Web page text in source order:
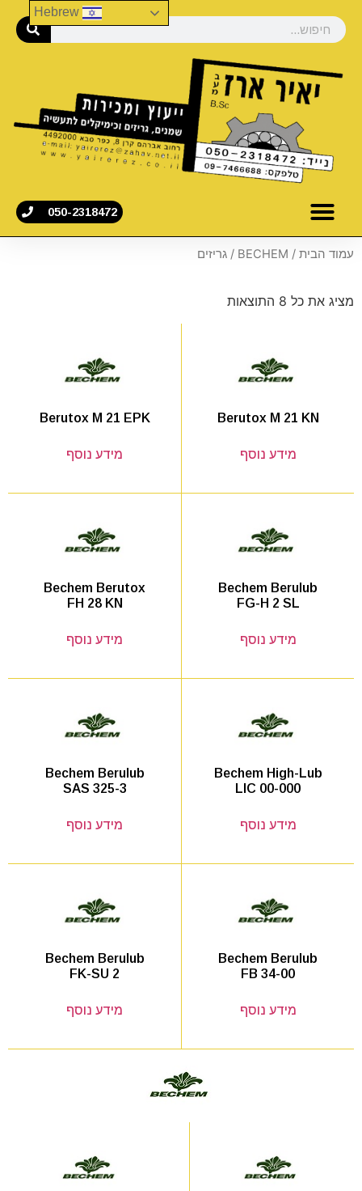
050-2318472
עמוד הבית /
BECHEM / גריזים
מציג את כל 8 התוצאות
Berutox M 21 KN
מידע נוסף
Berutox M 21 EPK
מידע נוסף
Bechem Berulub
FG-H 2 SL
מידע נוסף
Bechem Berutox
FH 28 KN
מידע נוסף
Bechem High-Lub
LIC 00-000
מידע נוסף
Bechem Berulub
SAS 325-3
מידע נוסף
Bechem Berulub
FB 34-00
מידע נוסף
Bechem Berulub
FK-SU 2
מידע נוסף
Hebrew